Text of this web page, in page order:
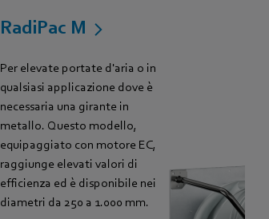
RadiPac M
Per elevate portate d'aria o in
qualsiasi applicazione dove è
necessaria una girante in
metallo. Questo modello,
equipaggiato con motore EC,
raggiunge elevati valori di
efficienza ed è disponibile nei
diametri da 250 a 1.000 mm.